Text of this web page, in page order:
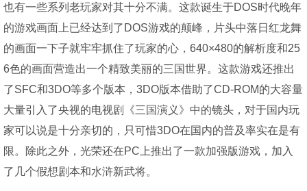
也有一些系列老玩家对其十分不满。这款诞生于DOS时代晚年
的游戏画面上已经达到了DOS游戏的颠峰，片头中落日红龙舞
的画面一下子就牢牢抓住了玩家的心，640×480的解析度和25
6色的画面营造出一个精致美丽的三国世界。这款游戏还推出
了SFC和3DO等多个版本，3DO版本借助了CD-ROM的大容量
大量引入了央视的电视剧《三国演义》中的镜头，对于国内玩
家可以说是十分亲切的，只可惜3DO在国内的普及率实在是有
限。除此之外，光荣还在PC上推出了一款加强版游戏，加入
了几个假想剧本和水浒新武将。